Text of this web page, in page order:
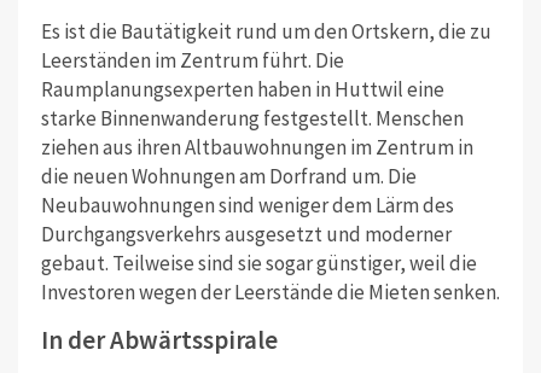
Es ist die Bautätigkeit rund um den Ortskern, die zu
Leerständen im Zentrum führt. Die
Raumplanungsexperten haben in Huttwil eine
starke Binnenwanderung festgestellt. Menschen
ziehen aus ihren Altbauwohnungen im Zentrum in
die neuen Wohnungen am Dorfrand um. Die
Neubauwohnungen sind weniger dem Lärm des
Durchgangsverkehrs ausgesetzt und moderner
gebaut. Teilweise sind sie sogar günstiger, weil die
Investoren wegen der Leerstände die Mieten senken.
In der Abwärtsspirale